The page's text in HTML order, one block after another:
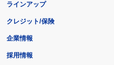
ラインアップ
クレジット/保険
企業情報
採用情報